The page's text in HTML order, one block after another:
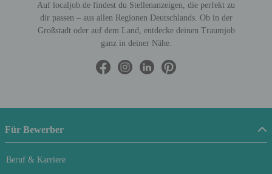
Auf localjob.de findest du Stellenanzeigen, die perfekt zu
dir passen – aus allen Regionen Deutschlands. Ob in der
Großstadt oder auf dem Land, entdecke deinen Traumjob
ganz in deiner Nähe.
Für Bewerber
Beruf & Karriere